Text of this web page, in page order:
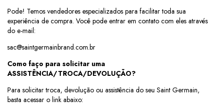
Pode! Temos vendedores especializados para facilitar toda sua
experiência de compra. Você pode entrar em contato com eles através
do e-mail:
sac@saintgermainbrand.com.br
Como faço para solicitar uma
ASSISTÊNCIA/TROCA/DEVOLUÇÃO?
Para solicitar troca, devolução ou assistência do seu Saint Germain,
basta acessar o link abaixo: